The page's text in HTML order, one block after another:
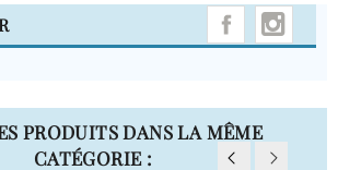
PRODUITS DANS LA MÊME
CATÉGORIE :